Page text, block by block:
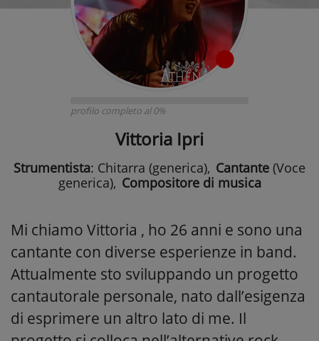
profilo completo al 0%
Vittoria Ipri
Strumentista: Chitarra (generica), Cantante (Voce
generica), Compositore di musica
Mi chiamo Vittoria , ho 26 anni e sono una
cantante con diverse esperienze in band.
Attualmente sto sviluppando un progetto
cantautorale personale, nato dall’esigenza
di esprimere un altro lato di me. Il